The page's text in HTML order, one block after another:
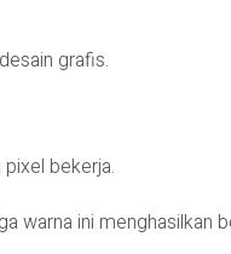
grafis.
bekerja.
warna ini menghasilkan